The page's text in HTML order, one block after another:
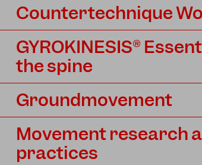
Countertechnique
GYROKINESIS®
the spine
Groundmovement
Movement research
practices